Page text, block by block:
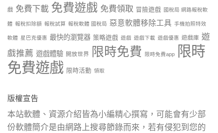
戲 免費下載 免費遊戲 免費領取 冒險遊戲 國稅局 網路報稅軟
體 報稅扣除額 報稅試算 報稅軟體 國稅局 惡意軟體移除工具 手機拍照特效
軟體 星巴克優惠 最快的瀏覽器 策略遊戲 遊戲 遊戲下載 遊戲優惠 遊戲庫 遊
戲推薦 遊戲體驗 開放世界 限時免費 限時免費app
限時
免費遊戲 限時活動 領取
版權宣告
本站軟體、資源介紹皆為小編精心撰寫，可能會有少部
份軟體簡介是由網路上搜尋節錄而來，若有侵犯到您的